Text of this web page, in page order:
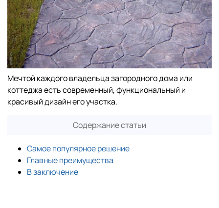
Мечтой каждого владельца загородного дома или
коттеджа есть современный, функциональный и
красивый дизайн его участка.
Содержание статьи
Самое популярное решение
Главные преимущества
В заключение